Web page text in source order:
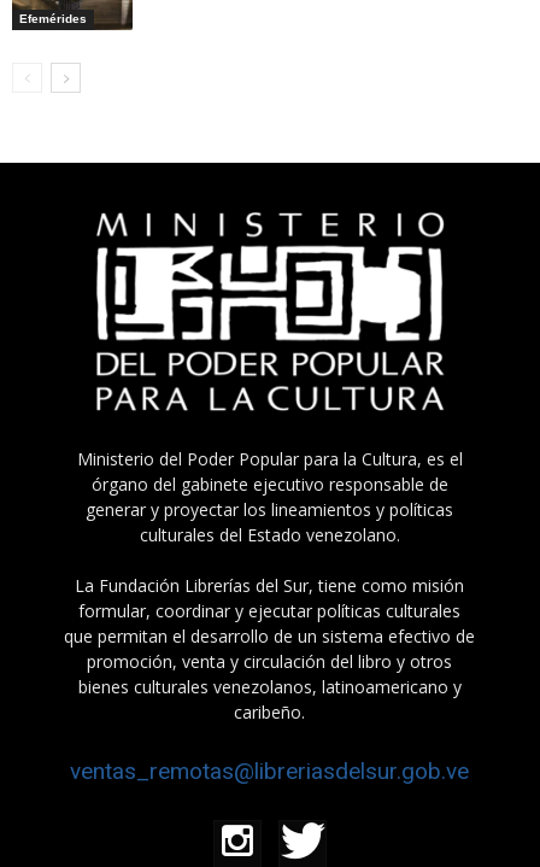
Efemérides
Ministerio del Poder Popular para la Cultura, es el
órgano del gabinete ejecutivo responsable de
generar y proyectar los lineamientos y políticas
culturales del Estado venezolano.
La Fundación Librerías del Sur, tiene como misión
formular, coordinar y ejecutar políticas culturales
que permitan el desarrollo de un sistema efectivo de
promoción, venta y circulación del libro y otros
bienes culturales venezolanos, latinoamericano y
caribeño.
ventas_remotas@libreriasdelsur.gob.ve